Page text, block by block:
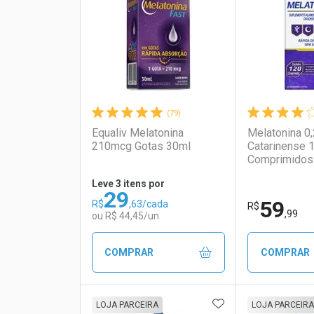
Ativar Desconto
Comprar sem Desconto
Comprar sem Desconto
Ativar
Comprar
Comprar
(79)
Equaliv Melatonina
210mcg Gotas 30ml
Leve 3 itens por
R$29,63/cada
ou R$ 44,45/un
COMPRAR
FECHAR
FECHAR
Melatonina
Catarinense
Comprimidos
R$59,99
COMPRAR
LOJA PARCEIRA ADICIONAR AOS
LOJA PARCEIRA